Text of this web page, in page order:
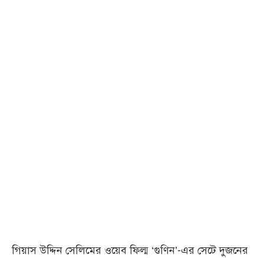
গিয়াস উদ্দিন সেলিমের ওয়েব ফিল্ম ‘গুণিন’-এর সেটে দুজনের